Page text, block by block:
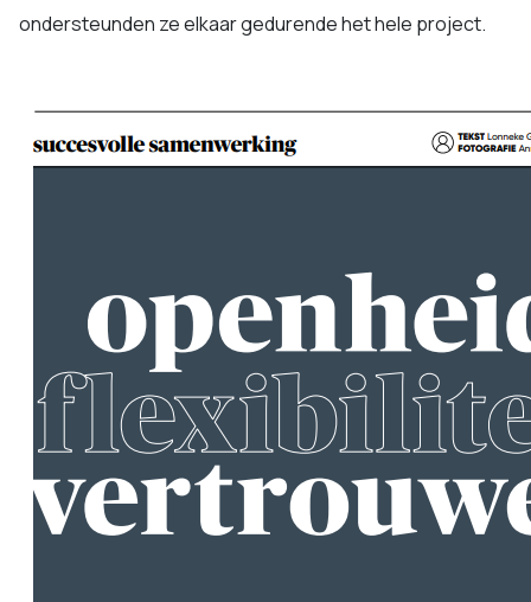
ondersteunden ze elkaar gedurende het hele project.